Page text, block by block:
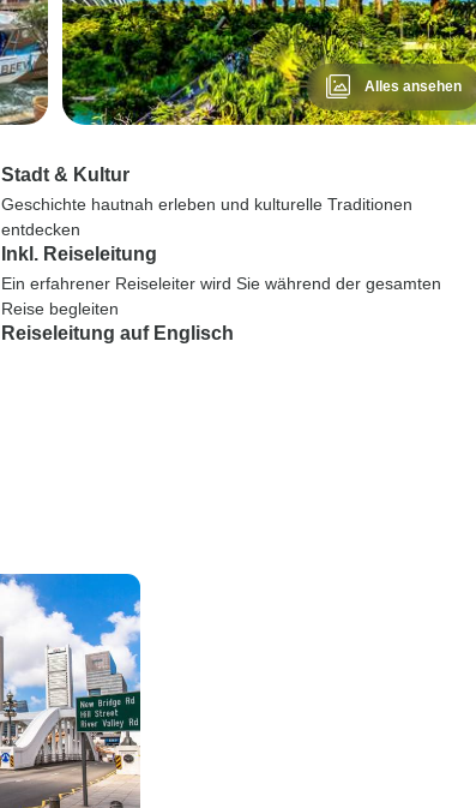
Alles ansehen
Stadt & Kultur
Geschichte hautnah erleben und kulturelle Traditionen
entdecken
Inkl. Reiseleitung
Ein erfahrener Reiseleiter wird Sie während der gesamten
Reise begleiten
Reiseleitung auf Englisch